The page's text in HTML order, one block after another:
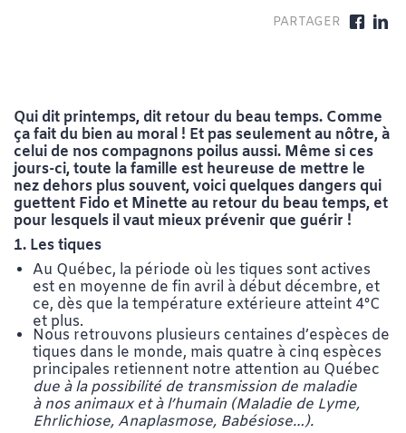
Qui dit printemps, dit retour du beau temps. Comme
ça fait du bien au moral ! Et pas seulement au nôtre, à
celui de nos compagnons poilus aussi. Même si ces
jours-ci, toute la famille est heureuse de mettre le
nez dehors plus souvent, voici quelques dangers qui
guettent Fido et Minette au retour du beau temps, et
pour lesquels il vaut mieux prévenir que guérir !
1. Les tiques
Au Québec, la période où les tiques sont actives
est en moyenne de fin avril à début décembre, et
ce, dès que la température extérieure atteint 4°C
et plus.
Nous retrouvons plusieurs centaines d’espèces de
tiques dans le monde, mais quatre à cinq espèces
principales retiennent notre attention au Québec
due à la possibilité de transmission de maladie
à nos animaux et à l’humain (Maladie de Lyme,
Ehrlichiose, Anaplasmose, Babésiose…).